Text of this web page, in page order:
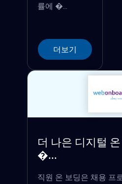
률에 �...
더보기
더 나은 디지털
�...
직원 온 보딩은 채용 프